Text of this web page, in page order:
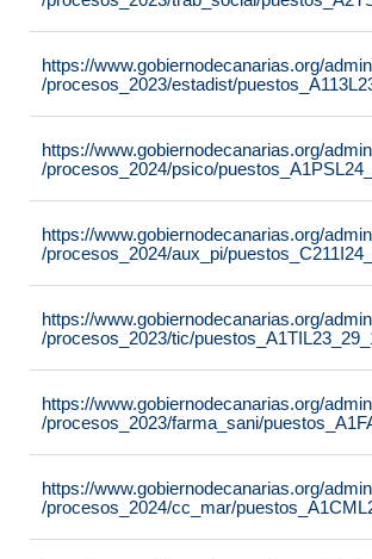
https://www.gobiernodecanarias.org/
/procesos_2023/estadist/
https://www.gobiernodecanarias.org/
/procesos_2024/psico/
https://www.gobiernodecanarias.org/
/procesos_2024/aux_pi/
https://www.gobiernodecanarias.org/
/procesos_2023/tic/
https://www.gobiernodecanarias.org/
/procesos_2023/farma_sani/
https://www.gobiernodecanarias.org/
/procesos_2024/cc_mar/